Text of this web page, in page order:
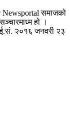
Newsportal समाजको
हो ।
२०१६ जनवरी २३